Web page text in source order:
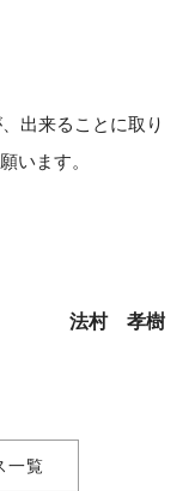
出来ることに取り
います。
法村 孝樹
一覧